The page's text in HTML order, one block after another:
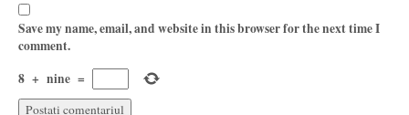
Save my name, email, and website in this browser for the next time I
comment.
8 + nine =